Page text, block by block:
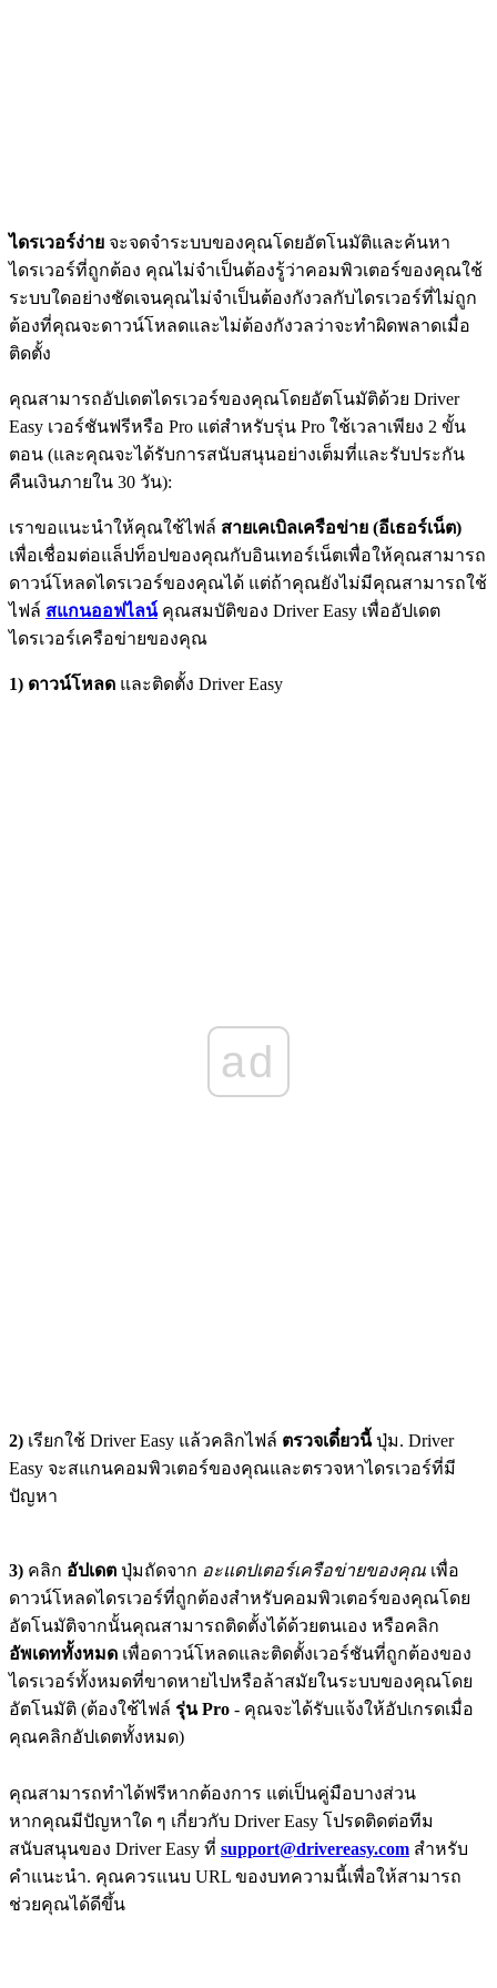
ไดรเวอร์ง่าย จะจดจำระบบของคุณโดยอัตโนมัติและค้นหา
ไดรเวอร์ที่ถูกต้อง คุณไม่จำเป็นต้องรู้ว่าคอมพิวเตอร์ของคุณใช้
ระบบใดอย่างชัดเจนคุณไม่จำเป็นต้องกังวลกับไดรเวอร์ที่ไม่ถูก
ต้องที่คุณจะดาวน์โหลดและไม่ต้องกังวลว่าจะทำผิดพลาดเมื่อ
ติดตั้ง
คุณสามารถอัปเดตไดรเวอร์ของคุณโดยอัตโนมัติด้วย Driver
Easy เวอร์ชันฟรีหรือ Pro แต่สำหรับรุ่น Pro ใช้เวลาเพียง 2 ขั้น
ตอน (และคุณจะได้รับการสนับสนุนอย่างเต็มที่และรับประกัน
คืนเงินภายใน 30 วัน):
เราขอแนะนำให้คุณใช้ไฟล์ สายเคเบิลเครือข่าย (อีเธอร์เน็ต)
เพื่อเชื่อมต่อแล็ปท็อปของคุณกับอินเทอร์เน็ตเพื่อให้คุณสามารถ
ดาวน์โหลดไดรเวอร์ของคุณได้ แต่ถ้าคุณยังไม่มีคุณสามารถใช้
ไฟล์ สแกนออฟไลน์ คุณสมบัติของ Driver Easy เพื่ออัปเดต
ไดรเวอร์เครือข่ายของคุณ
1) ดาวน์โหลด และติดตั้ง Driver Easy
ad
2) เรียกใช้ Driver Easy แล้วคลิกไฟล์ ตรวจเดี๋ยวนี้ปุ่ม. Driver
Easy จะสแกนคอมพิวเตอร์ของคุณและตรวจหาไดรเวอร์ที่มี
ปัญหา
3) คลิก อัปเดต ปุ่มถัดจาก อะแดปเตอร์เครือข่ายของคุณ เพื่อ
ดาวน์โหลดไดรเวอร์ที่ถูกต้องสำหรับคอมพิวเตอร์ของคุณโดย
อัตโนมัติจากนั้นคุณสามารถติดตั้งได้ด้วยตนเอง หรือคลิก
อัพเดททั้งหมด เพื่อดาวน์โหลดและติดตั้งเวอร์ชันที่ถูกต้องของ
ไดรเวอร์ทั้งหมดที่ขาดหายไปหรือล้าสมัยในระบบของคุณโดย
อัตโนมัติ (ต้องใช้ไฟล์ รุ่น Pro - คุณจะได้รับแจ้งให้อัปเกรดเมื่อ
คุณคลิกอัปเดตทั้งหมด)
คุณสามารถทำได้ฟรีหากต้องการ แต่เป็นคู่มือบางส่วน
หากคุณมีปัญหาใด ๆ เกี่ยวกับ Driver Easy โปรดติดต่อทีม
สนับสนุนของ Driver Easy ที่ support@drivereasy.com สำหรับ
คำแนะนำ. คุณควรแนบ URL ของบทความนี้เพื่อให้สามารถ
ช่วยคุณได้ดีขึ้น